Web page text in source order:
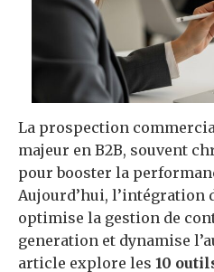
La prospection
majeur en B2B, souvent
pour booster la
Aujourd’hui, l’intégration
optimise la gestion de
generation et dynamise
article explore les 10